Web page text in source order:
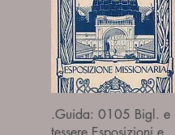
Quick View
.Guida: 0105 Bigl. e